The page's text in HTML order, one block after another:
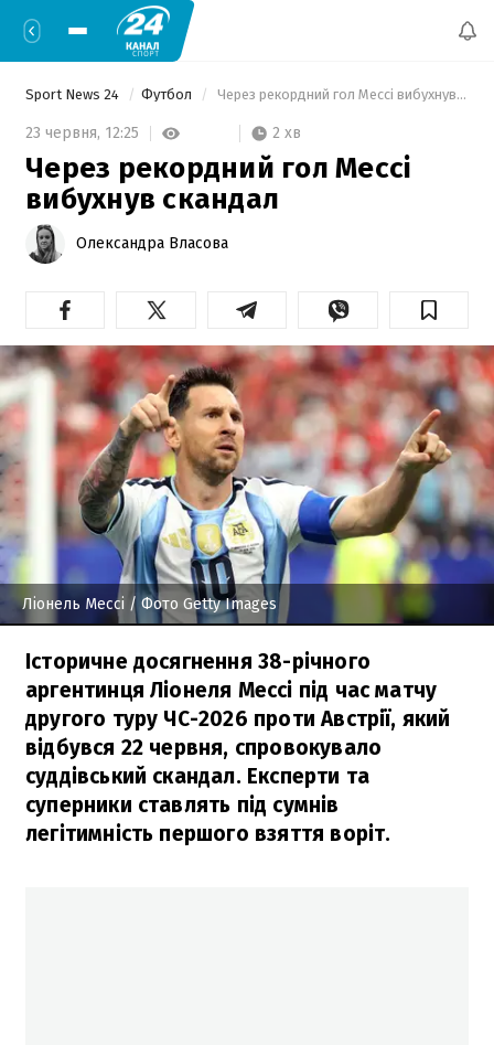
Sport News 24 Футбол Через рекордний гол Мессі вибухнув скандал
23 червня, 12:25 2 хв
Через рекордний гол Мессі
вибухнув скандал
Олександра Власова
Ліонель Мессі / Фото Getty Images
Історичне досягнення 38-річного
аргентинця Ліонеля Мессі під час матчу
другого туру ЧС-2026 проти Австрії, який
відбувся 22 червня, спровокувало
суддівський скандал. Експерти та
суперники ставлять під сумнів
легітимність першого взяття воріт.